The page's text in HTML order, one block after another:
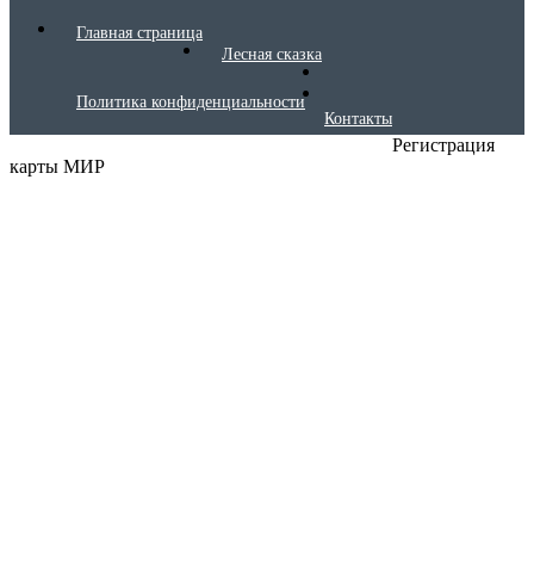
Главная страница
Лесная сказка
Политика конфиденциальности
Контакты
Регистрация
карты МИР